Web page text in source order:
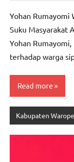
Yohan Rumayomi
Suku Masyarakat
Yohan
terhadap warga
Read more
Kabupaten